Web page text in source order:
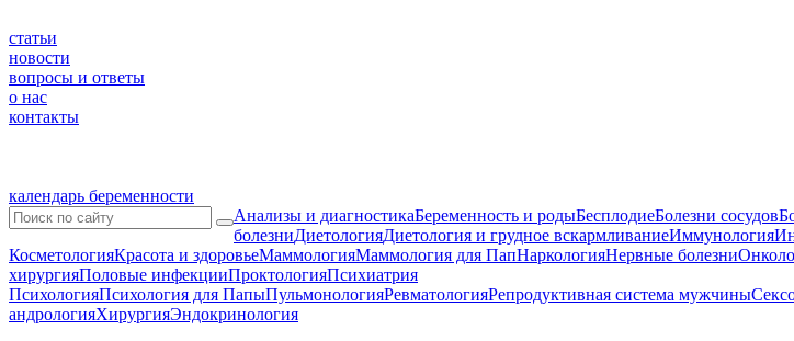
статьи
новости
вопросы и ответы
о нас
контакты
календарь беременности
Анализы и диагностикаБеременность и родыБесплодиеБолезни сосудов
болезниДиетологияДиетология и грудное вскармливаниеИммунология
КосметологияКрасота и здоровьеМаммологияМаммология для ПапНаркологияНервные болезни
хирургияПоловые инфекцииПроктологияПсихиатрия
ПсихологияПсихология для ПапыПульмонологияРевматологияРепродуктивная система мужчины
андрологияХирургияЭндокринология